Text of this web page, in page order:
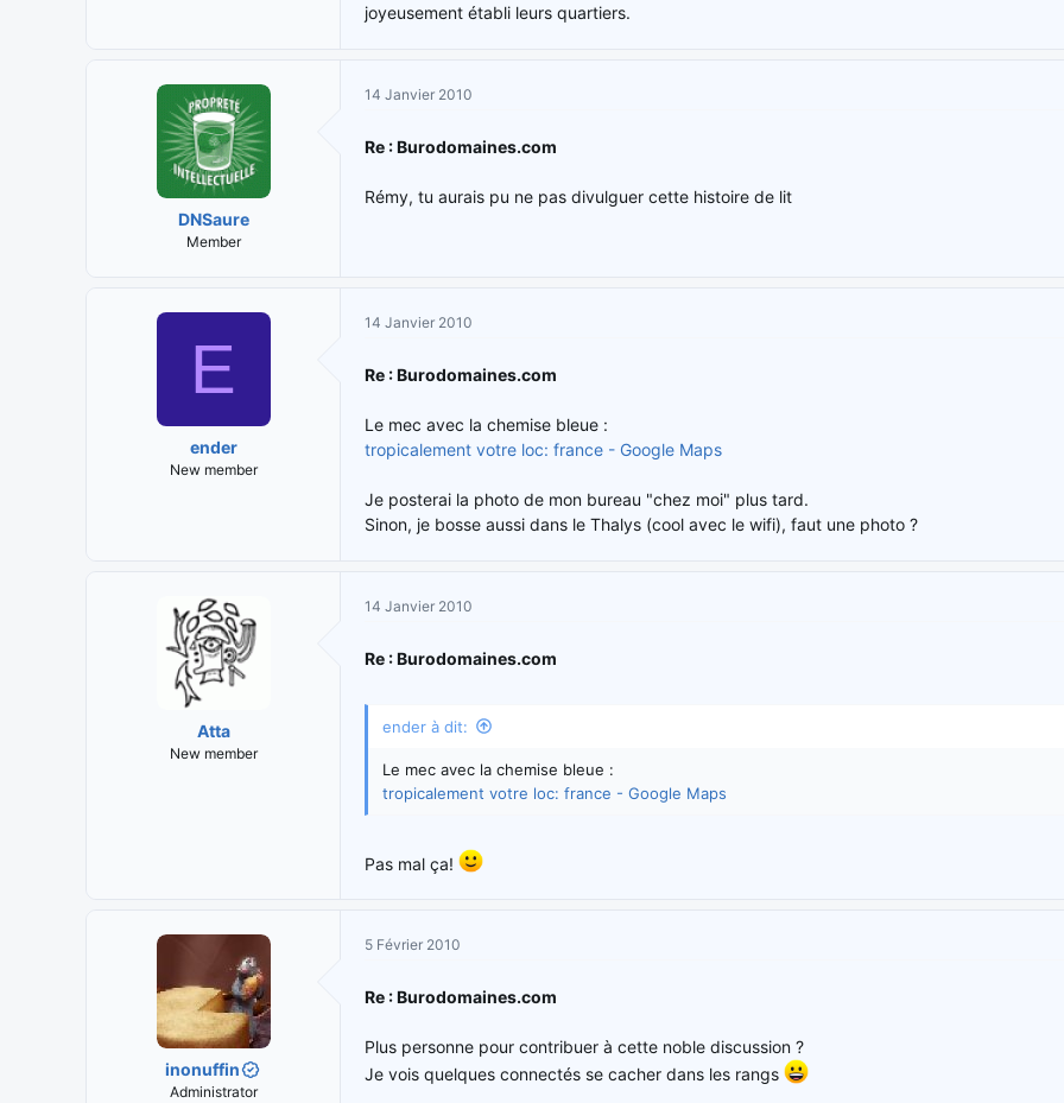
joyeusement établi leurs quartiers.
DNSaure
Member
14 Janvier 2010
Re : Burodomaines.com
Rémy, tu aurais pu ne pas divulguer cette histoire de lit
E
ender
New member
14 Janvier 2010
Re : Burodomaines.com
Le mec avec la chemise bleue :
tropicalement votre loc: france - Google Maps
Je posterai la photo de mon bureau "chez moi" plus tard.
Sinon, je bosse aussi dans le Thalys (cool avec le wifi), faut une photo ?
Atta
New member
14 Janvier 2010
Re : Burodomaines.com
ender à dit:
Le mec avec la chemise bleue :
tropicalement votre loc: france - Google Maps
Pas mal ça!
inonuffin
Administrator
5 Février 2010
Re : Burodomaines.com
Plus personne pour contribuer à cette noble discussion ?
Je vois quelques connectés se cacher dans les rangs